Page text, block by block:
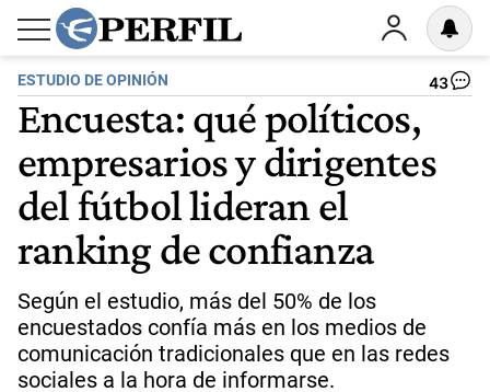
ESTUDIO DE OPINIÓN 43
Encuesta: qué políticos,
empresarios y dirigentes
del fútbol lideran el
ranking de confianza
Según el estudio, más del 50% de los
encuestados confía más en los medios de
comunicación tradicionales que en las redes
sociales a la hora de informarse.